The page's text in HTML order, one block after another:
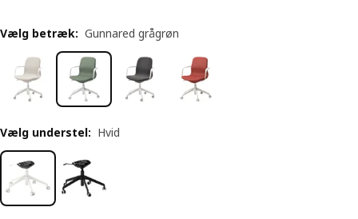
Vælg betræk: Gunnared grågrøn
Vælg understel: Hvid